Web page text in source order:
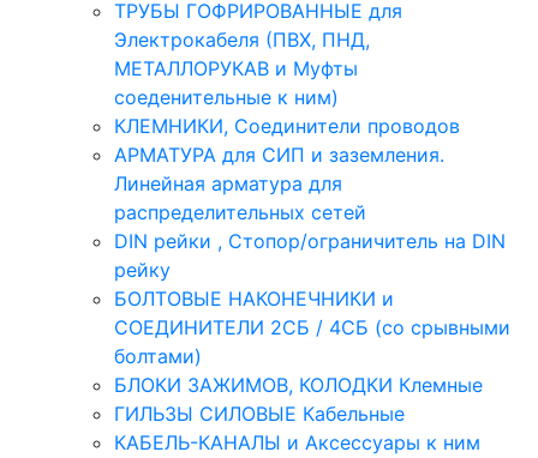
ТРУБЫ ГОФРИРОВАННЫЕ для
Электрокабеля (ПВХ, ПНД,
МЕТАЛЛОРУКАВ и Муфты
соеденительные к ним)
КЛЕМНИКИ, Соединители проводов
АРМАТУРА для СИП и заземления.
Линейная арматура для
распределительных сетей
DIN рейки , Стопор/ограничитель на DIN
рейку
БОЛТОВЫЕ НАКОНЕЧНИКИ и
СОЕДИНИТЕЛИ 2СБ / 4СБ (со срывными
болтами)
БЛОКИ ЗАЖИМОВ, КОЛОДКИ Клемные
ГИЛЬЗЫ СИЛОВЫЕ Кабельные
КАБЕЛЬ-КАНАЛЫ и Аксессуары к ним